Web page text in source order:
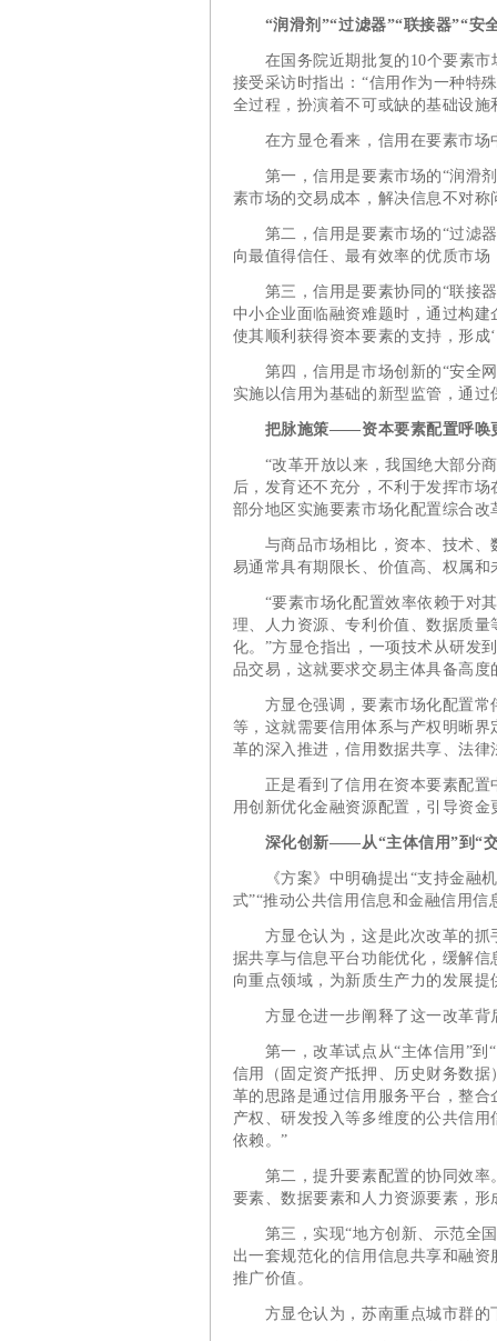
“润滑剂”“过滤器”“联接器”“
在国务院近期批复的10个要素市
接受采访时指出：“信用作为一种特
全过程，扮演着不可或缺的基础设施
在方显仓看来，信用在要素市场
第一，信用是要素市场的“润滑剂
素市场的交易成本，解决信息不对
第二，信用是要素市场的“过滤器
向最值得信任、最有效率的优质市场
第三，信用是要素协同的“联接器
中小企业面临融资难题时，通过构
使其顺利获得资本要素的支持，形
第四，信用是市场创新的“安全网
实施以信用为基础的新型监管，通
把脉施策——资本要素配置呼唤
“改革开放以来，我国绝大部分商
后，发育还不充分，不利于发挥市
部分地区实施要素市场化配置综合
与商品市场相比，资本、技术、
易通常具有期限长、价值高、权属
“要素市场化配置效率依赖于对其
理、人力资源、专利价值、数据质
化。”方显仓指出，一项技术从研发
品交易，这就要求交易主体具备高
方显仓强调，要素市场化配置常
等，这就需要信用体系与产权明晰
革的深入推进，信用数据共享、法
正是看到了信用在资本要素配置
用创新优化金融资源配置，引导资
深化创新——从“主体信用”到“交
《方案》中明确提出“支持金融机
式”“推动公共信用信息和金融信用信
方显仓认为，这是此次改革的抓
据共享与信息平台功能优化，缓解
向重点领域，为新质生产力的发展提
方显仓进一步阐释了这一改革背
第一，改革试点从“主体信用”到“
信用（固定资产抵押、历史财务数
革的思路是通过信用服务平台，整
产权、研发投入等多维度的公共信
依赖。”
第二，提升要素配置的协同效率
要素、数据要素和人力资源要素，
第三，实现“地方创新、示范全国
出一套规范化的信用信息共享和融
推广价值。
方显仓认为，苏南重点城市群的